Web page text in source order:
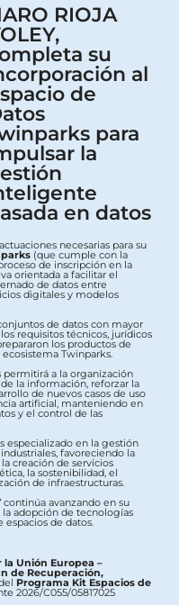
RIOJA
su
al
de
para
la
en datos
necesarias para su
(que cumple con la
de inscripción en la
orientada a facilitar el
de datos entre
digitales y modelos
de datos con mayor
requisitos técnicos, jurídicos
los productos de
Twinparks.
permitirá a la organización
la información, reforzar la
de nuevos casos de uso
artificial, manteniendo en
y el control de las
especializado en la gestión
favoreciendo la
creación de servicios
la sostenibilidad, el
de infraestructuras.
continúa avanzando en su
adopción de tecnologías
espacios de datos.
Unión Europea –
de Recuperación,
Programa Kit Espacios de
2026/C055/05817025